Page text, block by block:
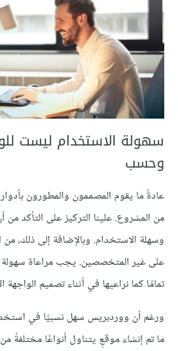
سهولة الاستخدام ليست
وحسب
عادةً ما يقوم المصممون والمطورون
من المشروع. علينا التركيز على التأكد من
وسهلة الاستخدام. وبالإضافة إلى ذلك،
على غير المتخصصين. يجب مراعاة سهولة
تمامًا كما نراعيها في أثناء تصميم الواجهة
ورغم أن ووردبريس سهل نسبيًا في
ما تم إنشاء موقعٍ يتناول أنواعًا